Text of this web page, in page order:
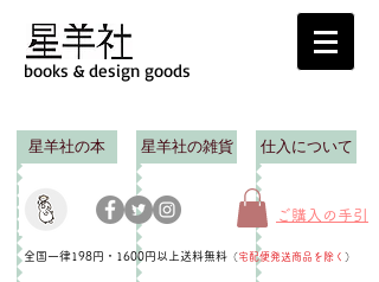
books & design goods
星羊社の本 星羊社の雑貨 仕入について
ご購入の手引
全国一律198円・1600円以上送料無料 （宅配便発送商品を除く ）